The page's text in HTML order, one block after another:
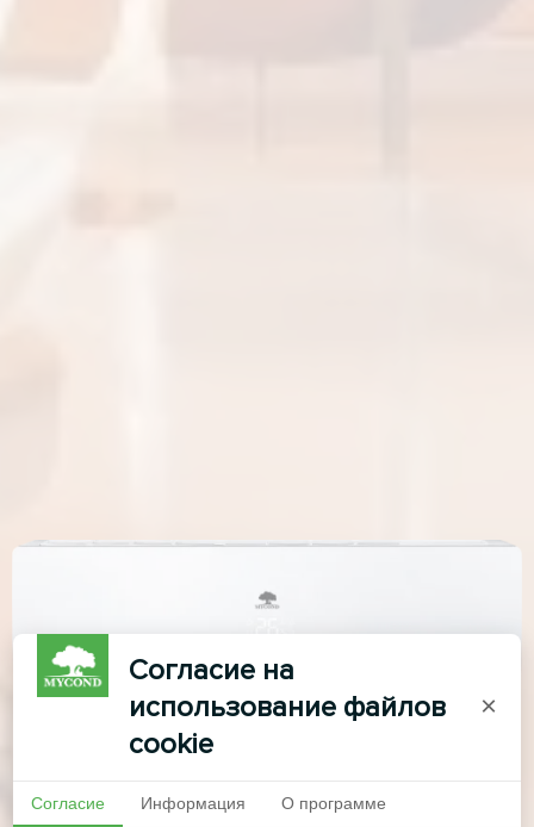
Согласие на
использование файлов
cookie
×
Согласие Информация О программе